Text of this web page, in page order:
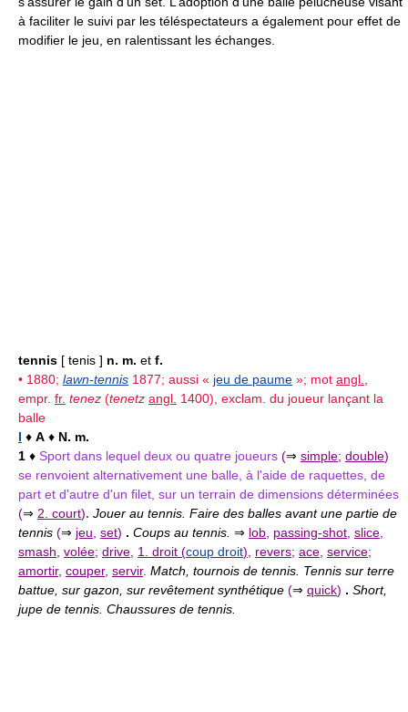
à faciliter le suivi par les téléspectateurs a également pour effet de
modifier le jeu, en ralentissant les échanges.
tennis [ tenis ] n. m. et f.
• 1880; lawn-tennis 1877; aussi « jeu de paume »; mot angl.
empr. fr. tenez (tenetz angl. 1400), exclam. du joueur lançant la
balle
I ♦ A ♦ N. m.
1 ♦ Sport dans lequel deux ou quatre joueurs (⇒ simple; double)
se renvoient alternativement une balle, à l'aide de raquettes, de
part et d'autre d'un filet, sur un terrain de dimensions déterminées
(⇒ 2. court). Jouer au tennis. Faire des balles avant une partie de
tennis (⇒ jeu set) . Coups au tennis. ⇒ lob passing-shot slice
smash volée; drive 1. droit (coup droit) revers; ace service;
amortir, couper, servir. Match, tournois de tennis. Tennis sur terre
battue, sur gazon, sur revêtement synthétique (⇒ quick) . Short,
jupe de tennis. Chaussures de tennis.